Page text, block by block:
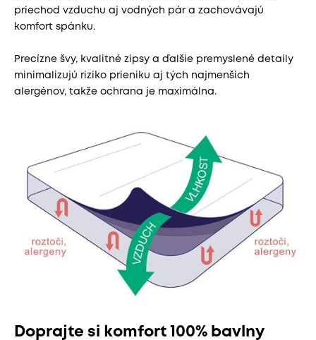
priechod vzduchu aj vodných pár a zachovávajú
komfort spánku.
Precízne švy, kvalitné zipsy a ďalšie premyslené detaily
minimalizujú riziko prieniku aj tých najmenších
alergénov, takže ochrana je maximálna.
Doprajte si komfort 100% bavlny